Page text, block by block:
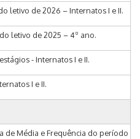
letivo de 2026 – Internatos I e II.
letivo de 2025 – 4º ano.
- Internatos I e II.
I e II.
Média e Frequência do período